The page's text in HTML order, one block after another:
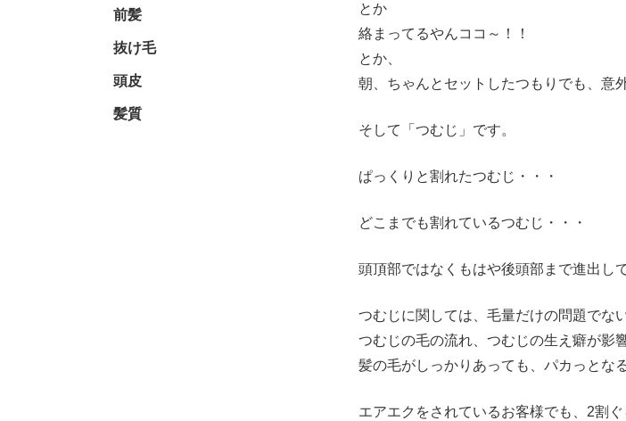
とか
絡まってるやんココ～！！
とか、
朝、ちゃんとセットしたつもりでも、意
そして「つむじ」です。
ぱっくりと割れたつむじ・・・
どこまでも割れているつむじ・・・
頭頂部ではなくもはや後頭部まで進出し
つむじに関しては、毛量だけの問題でな
つむじの毛の流れ、つむじの生え癖が影
髪の毛がしっかりあっても、パカっとな
エアエクをされているお客様でも、2割ぐ
前髪
抜け毛
頭皮
髪質